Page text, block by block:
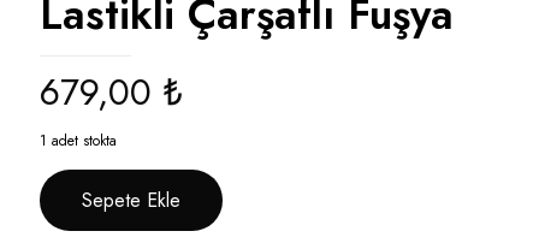
Lastikli Çarşaflı Fuşya
679,00 ₺
1 adet stokta
Sepete Ekle